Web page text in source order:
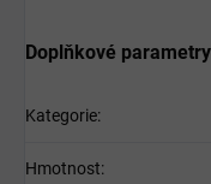
Doplňkové parametry
Kategorie:
Hmotnost: